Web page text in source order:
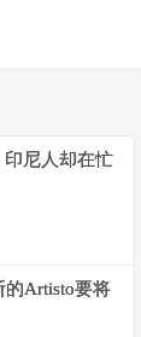
尼人却在忙
的Artisto要将